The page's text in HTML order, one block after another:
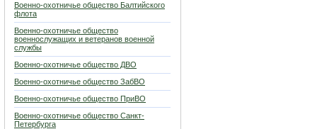
Военно-охотничье общество Балтийского
флота
Военно-охотничье общество
военнослужащих и ветеранов военной
службы
Военно-охотничье общество ДВО
Военно-охотничье общество ЗабВО
Военно-охотничье общество ПриВО
Военно-охотничье общество Санкт-
Петербурга